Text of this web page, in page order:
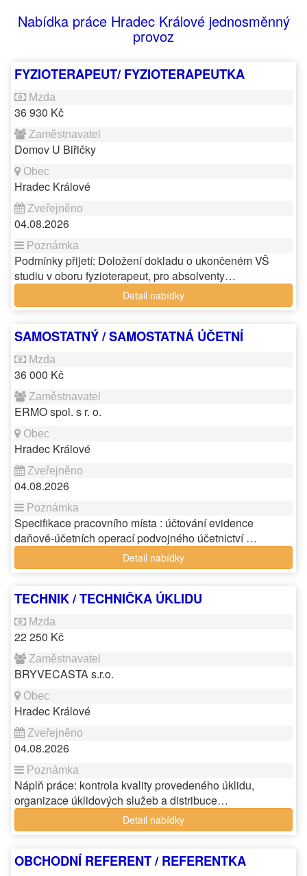
Nabídka práce Hradec Králové jednosměnný
provoz
FYZIOTERAPEUT/ FYZIOTERAPEUTKA
36 930 Kč
Domov U Biřičky
Hradec Králové
04.08.2026
Podmínky přijetí: Doložení dokladu o ukončeném VŠ
studiu v oboru fyzioterapeut, pro absolventy…
Detail nabídky
SAMOSTATNÝ / SAMOSTATNÁ ÚČETNÍ
36 000 Kč
ERMO spol. s r. o.
Hradec Králové
04.08.2026
Specifikace pracovního místa : účtování evidence
daňově-účetních operací podvojného účetnictví …
Detail nabídky
TECHNIK / TECHNIČKA ÚKLIDU
22 250 Kč
BRYVECASTA s.r.o.
Hradec Králové
04.08.2026
Náplň práce: kontrola kvality provedeného úklidu,
organizace úklidových služeb a distribuce…
Detail nabídky
OBCHODNÍ REFERENT / REFERENTKA